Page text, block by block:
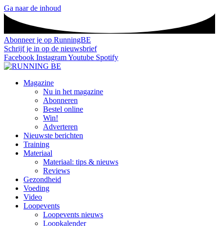
Ga naar de inhoud
Abonneer je op RunningBE
Schrijf je in op de nieuwsbrief
Facebook InstagramYoutube Spotify
Magazine
Nu in het magazine
Abonneren
Bestel online
Win!
Adverteren
Nieuwste berichten
Training
Materiaal
Materiaal: tips & nieuws
Reviews
Gezondheid
Voeding
Video
Loopevents
Loopevents nieuws
Loopkalender